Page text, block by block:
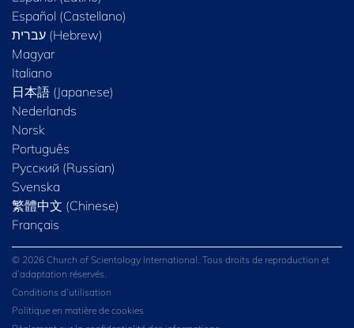
Español (Castellano)
Magyar
Italiano
日本語 (Japanese)
Nederlands
Norsk
Português
Русский (Russian)
Svenska
繁體中文 (Chinese)
Français
© 2026 Church of Scientology International. Tous droits de reproduction et
d’adaptation réservés.
Conditions d’utilisation
Politique en matière de cookies